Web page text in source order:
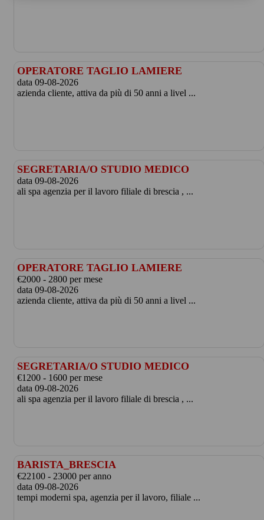
OPERATORE TAGLIO LAMIERE
data 09-08-2026
azienda cliente, attiva da più di 50 anni a livel ...
SEGRETARIA/O STUDIO MEDICO
data 09-08-2026
ali spa agenzia per il lavoro filiale di brescia , ...
OPERATORE TAGLIO LAMIERE
€2000 - 2800 per mese
data 09-08-2026
azienda cliente, attiva da più di 50 anni a livel ...
SEGRETARIA/O STUDIO MEDICO
€1200 - 1600 per mese
data 09-08-2026
ali spa agenzia per il lavoro filiale di brescia , ...
BARISTA_BRESCIA
€22100 - 23000 per anno
data 09-08-2026
tempi moderni spa, agenzia per il lavoro, filiale ...